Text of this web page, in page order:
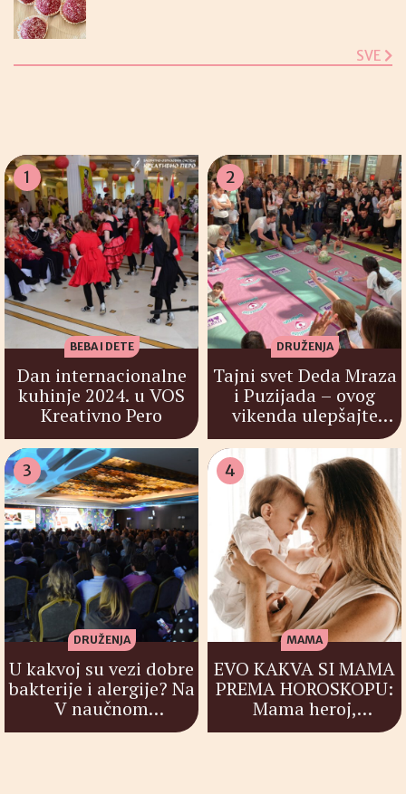
SVE
1
BEBA I DETE
Dan internacionalne
kuhinje 2024. u VOS
Kreativno Pero
2
DRUŽENJA
Tajni svet Deda Mraza
i Puzijada – ovog
vikenda ulepšajte
dane najmlađima￼
3
DRUŽENJA
U kakvoj su vezi dobre
bakterije i alergije? Na
V naučnom
simpozijumu sa
4
MAMA
EVO KAKVA SI MAMA
PREMA HOROSKOPU:
Mama heroj,
menadžerka ili